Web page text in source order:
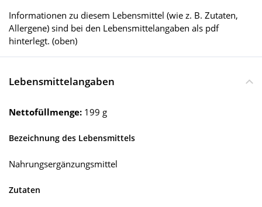
Informationen zu diesem Lebensmittel (wie z. B. Zutaten,
Allergene) sind bei den Lebensmittelangaben als pdf
hinterlegt. (oben)
Lebensmittelangaben
Nettofüllmenge: 199 g
Bezeichnung des Lebensmittels
Nahrungsergänzungsmittel
Zutaten